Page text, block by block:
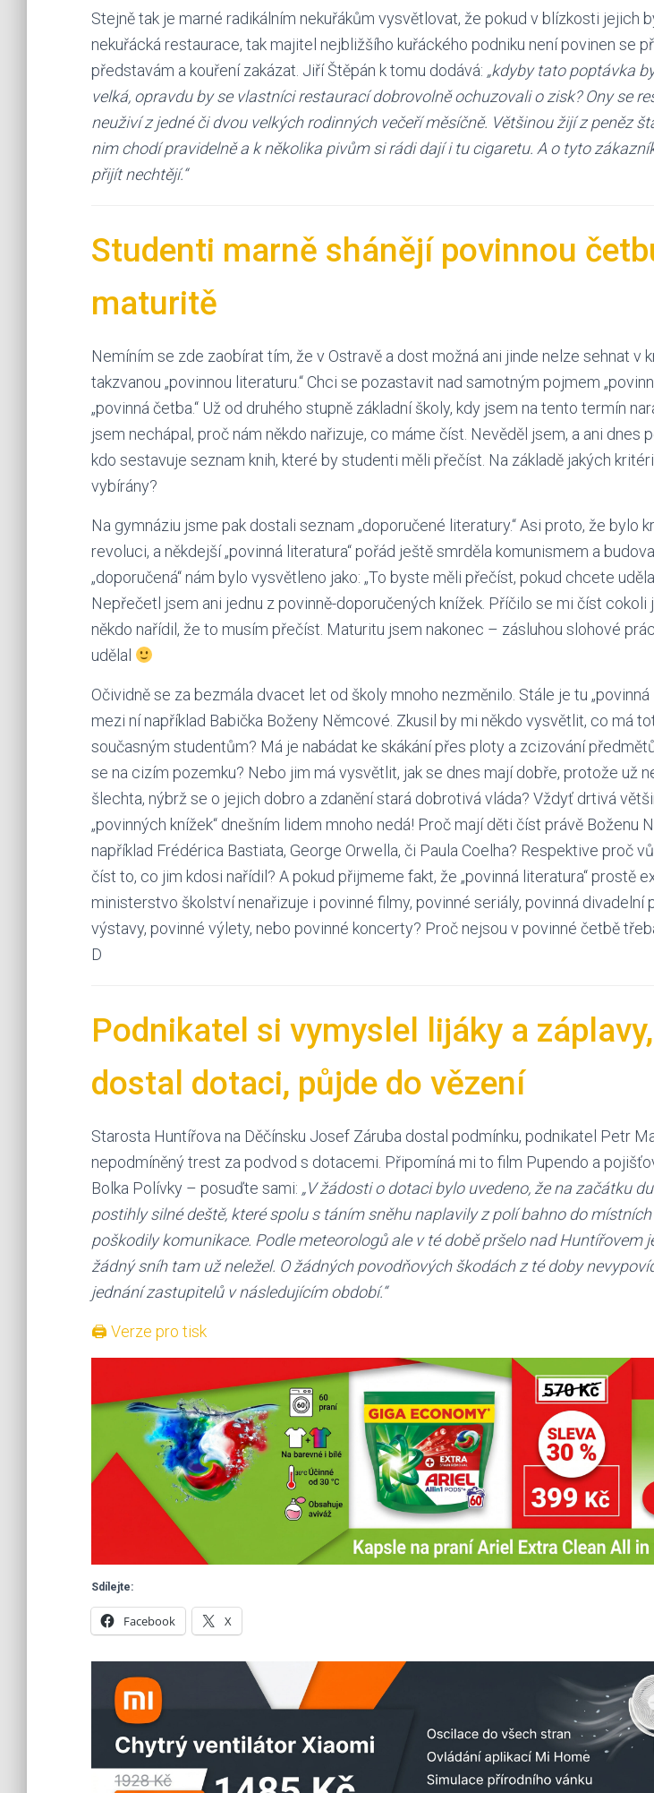
Stejně tak je marné radikálním nekuřákům vysvětlovat, že pokud v blízkosti jejich
nekuřácká restaurace, tak majitel nejbližšího kuřáckého podniku není povinen se
představám a kouření zakázat. Jiří Štěpán k tomu dodává: „kdyby tato poptávka
velká, opravdu by se vlastníci restaurací dobrovolně ochuzovali o zisk? Ony se
neuživí z jedné či dvou velkých rodinných večeří měsíčně. Většinou žijí z peněz
nim chodí pravidelně a k několika pivům si rádi dají i tu cigaretu. A o tyto
přijít nechtějí.“
Studenti marně shánějí povinnou
maturitě
Nemíním se zde zaobírat tím, že v Ostravě a dost možná ani jinde nelze sehnat v
takzvanou „povinnou literaturu.“ Chci se pozastavit nad samotným pojmem
„povinná četba.“ Už od druhého stupně základní školy, kdy jsem na tento termín
jsem nechápal, proč nám někdo nařizuje, co máme číst. Nevěděl jsem, a ani dnes
kdo sestavuje seznam knih, které by studenti měli přečíst. Na základě jakých
vybírány?
Na gymnáziu jsme pak dostali seznam „doporučené literatury.“ Asi proto, že bylo
revoluci, a někdejší „povinná literatura“ pořád ještě smrděla komunismem a
„doporučená“ nám bylo vysvětleno jako: „To byste měli přečíst, pokud chcete
Nepřečetl jsem ani jednu z povinně-doporučených knížek. Příčilo se mi číst cokoli
někdo nařídil, že to musím přečíst. Maturitu jsem nakonec – zásluhou slohové
udělal
Očividně se za bezmála dvacet let od školy mnoho nezměnilo. Stále je tu „povinná
mezi ní například Babička Boženy Němcové. Zkusil by mi někdo vysvětlit, co má
současným studentům? Má je nabádat ke skákání přes ploty a zcizování
se na cizím pozemku? Nebo jim má vysvětlit, jak se dnes mají dobře, protože už
šlechta, nýbrž se o jejich dobro a zdanění stará dobrotivá vláda? Vždyť drtivá
„povinných knížek“ dnešním lidem mnoho nedá! Proč mají děti číst právě Boženu
například Frédérica Bastiata, George Orwella, či Paula Coelha? Respektive proč
číst to, co jim kdosi nařídil? A pokud přijmeme fakt, že „povinná literatura“ prostě
ministerstvo školství nenařizuje i povinné filmy, povinné seriály, povinná divadelní
výstavy, povinné výlety, nebo povinné koncerty? Proč nejsou v povinné četbě
D
Podnikatel si vymyslel lijáky a
dostal dotaci, půjde do vězení
Starosta Huntířova na Děčínsku Josef Záruba dostal podmínku, podnikatel Petr
nepodmíněný trest za podvod s dotacemi. Připomíná mi to film Pupendo a
Bolka Polívky – posuďte sami: „V žádosti o dotaci bylo uvedeno, že na začátku
postihly silné deště, které spolu s táním sněhu naplavily z polí bahno do
poškodily komunikace. Podle meteorologů ale v té době pršelo nad Huntířovem
žádný sníh tam už neležel. O žádných povodňových škodách z té doby
jednání zastupitelů v následujícím období.“
🖨 Verze pro tisk
Sdílejte:
Facebook X